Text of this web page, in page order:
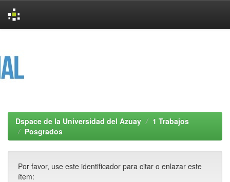
Dspace de la Universidad del Azuay
1 Trabajos
Posgrados
Por favor, use este identificador para citar o enlazar este
ítem: